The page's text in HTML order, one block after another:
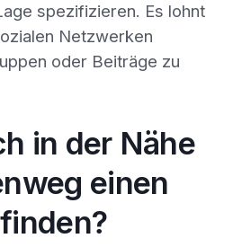
spezifizieren. Es lohnt
Netzwerken
oder Beiträge zu
in der Nähe
einen